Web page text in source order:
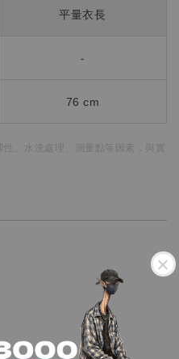
平量衣長
-
76 cm
性、水洗處理、測量點等因素，